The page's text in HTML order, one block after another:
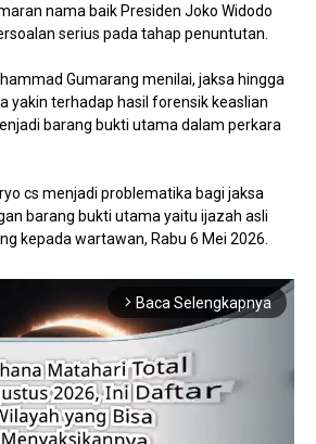
nama baik Presiden Joko Widodo
serius pada tahap penuntutan.
Gumarang menilai, jaksa hingga
yakin terhadap hasil forensik keaslian
barang bukti utama dalam perkara
cs menjadi problematika bagi jaksa
barang bukti utama yaitu ijazah asli
kepada wartawan, Rabu 6 Mei 2026.
arrow_forward_ios Baca Selengkapnya